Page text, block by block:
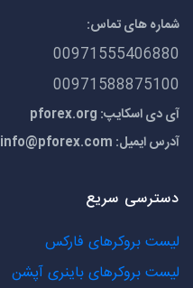
شماره های تماس:
00971555406880
00971588875100
آی دی اسکایپ: pforex.org
آدرس ایمیل: info@pforex.com
دسترسی سریع
لیست بروکرهای فارکس
لیست بروکرهای باینری آپشن